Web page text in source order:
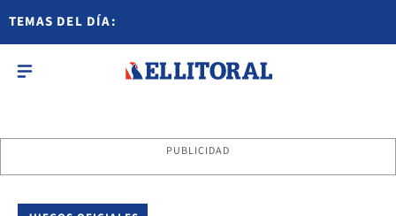
TEMAS DEL DÍA:
PUBLICIDAD